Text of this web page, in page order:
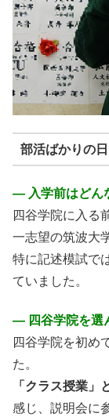
部活ばかりの
― 入学前はどん
四谷学院に入る
一志望の筑波大
特に記述模試で
ていました。
― 四谷学院を選
四谷学院を初め
た。
「クラス授業
感じ、説明会に